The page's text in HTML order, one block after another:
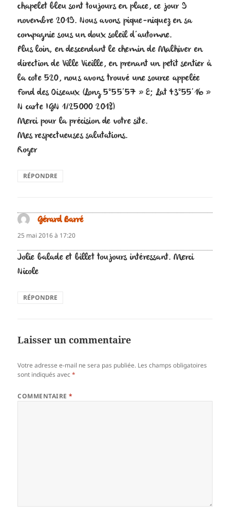
chapelet bleu sont toujours en place, ce jour 9
novembre 2019. Nous avons pique-niquez en sa
compagnie sous un doux soleil d’automne.
Plus loin, en descendant le chemin de Malhiver en
direction de Ville Vieille, en prenant un petit sentier à
la cote 520, nous avons trouvé une source appelée
Fond des Oiseaux (Long 5°55’57 » E; Lat 43°55’16 »
N carte IGN 1/25000 2018)
Merci pour la précision de votre site.
Mes respectueuses salutations.
Roger
RÉPONDRE
Gérard Barrédit :
25 mai 2016 à 17:20
Jolie balade et billet toujours intéressant. Merci
Nicole
RÉPONDRE
Laisser un commentaire
Votre adresse e-mail ne sera pas publiée. Les champs obligatoires
sont indiqués avec*
COMMENTAIRE*